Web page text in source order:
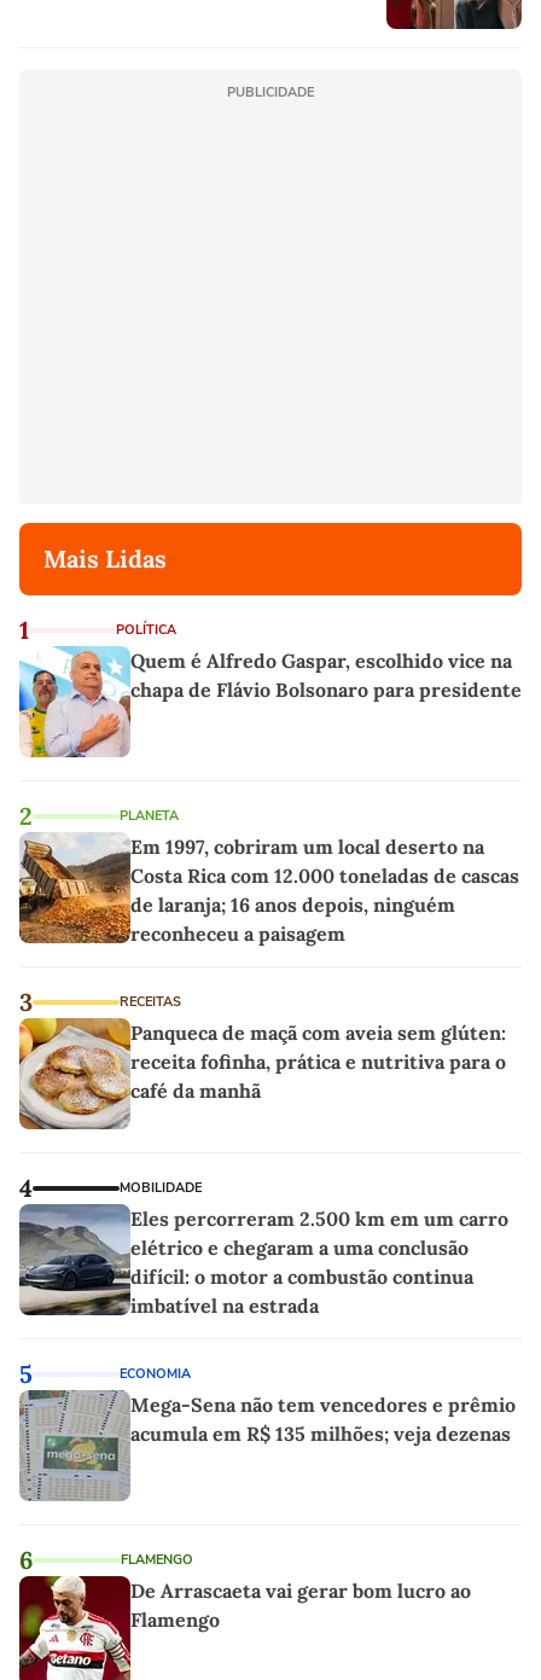
PUBLICIDADE
Mais Lidas
1 POLÍTICA
Quem é Alfredo Gaspar, escolhido vice na
chapa de Flávio Bolsonaro para presidente
2 PLANETA
Em 1997, cobriram um local deserto na
Costa Rica com 12.000 toneladas de cascas
de laranja; 16 anos depois, ninguém
reconheceu a paisagem
3 RECEITAS
Panqueca de maçã com aveia sem glúten:
receita fofinha, prática e nutritiva para o
café da manhã
4 MOBILIDADE
Eles percorreram 2.500 km em um carro
elétrico e chegaram a uma conclusão
difícil: o motor a combustão continua
imbatível na estrada
5 ECONOMIA
Mega-Sena não tem vencedores e prêmio
acumula em R$ 135 milhões; veja dezenas
6 FLAMENGO
De Arrascaeta vai gerar bom lucro ao
Flamengo